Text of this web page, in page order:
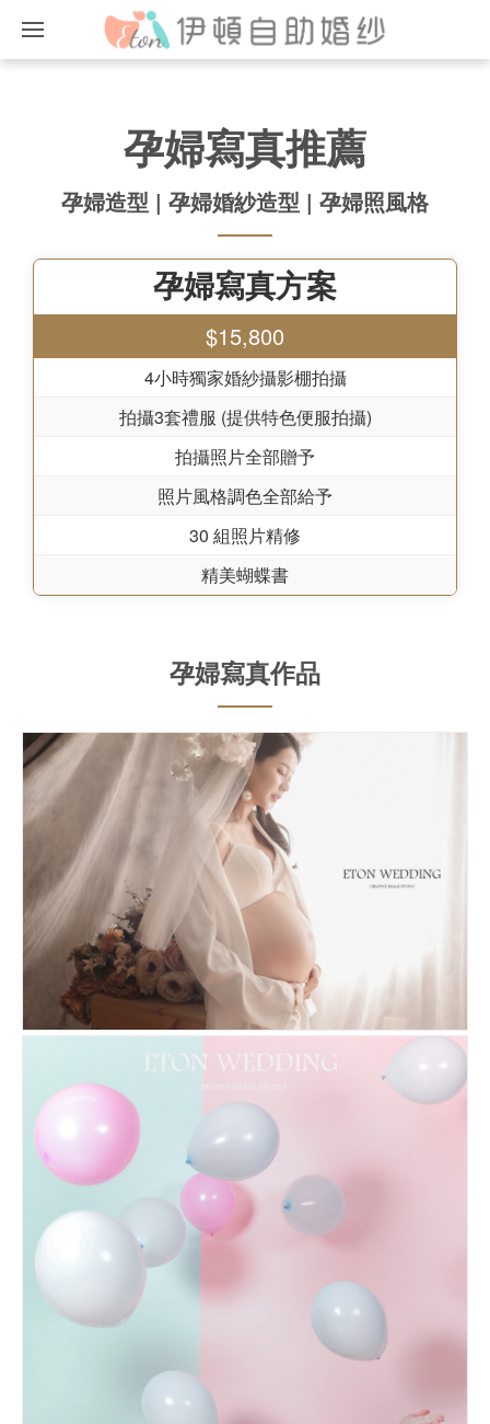
孕婦寫真推薦
孕婦造型 | 孕婦婚紗造型 | 孕婦照風格
孕婦寫真方案
$15,800
4小時獨家婚紗攝影棚拍攝
拍攝3套禮服 (提供特色便服拍攝)
拍攝照片全部贈予
照片風格調色全部給予
30 組照片精修
精美蝴蝶書
孕婦寫真作品